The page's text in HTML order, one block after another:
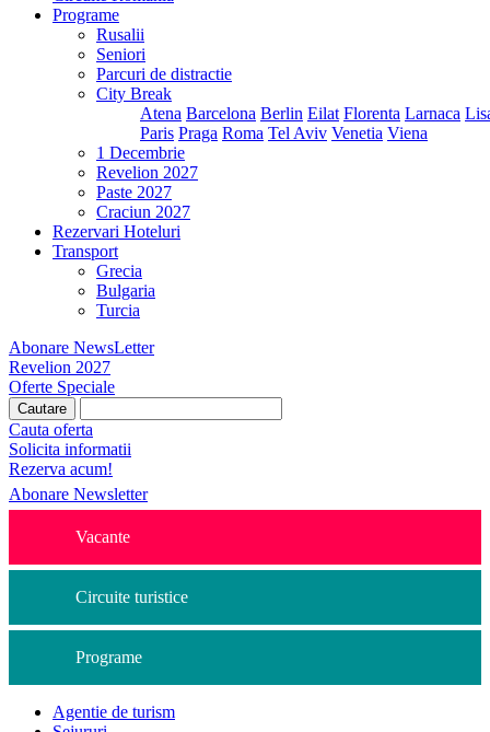
Programe
Rusalii
Seniori
Parcuri de distractie
City Break
Atena Barcelona Berlin Eilat Florenta Larnaca
Paris Praga Roma Tel Aviv Venetia Viena
1 Decembrie
Revelion 2027
Paste 2027
Craciun 2027
Rezervari Hoteluri
Transport
Grecia
Bulgaria
Turcia
Abonare NewsLetter
Revelion 2027
Oferte Speciale
Cauta oferta
Solicita informatii
Rezerva acum!
Abonare Newsletter
Vacante
Circuite turistice
Programe
Agentie de turism